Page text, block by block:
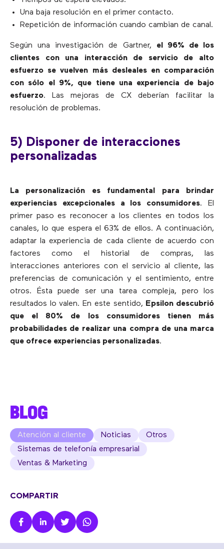
Una baja resolución en el primer contacto.
Repetición de información cuando cambian de canal.
Según una investigación de Gartner, el 96% de los
clientes con una interacción de servicio de alto
esfuerzo se vuelven más desleales en comparación
con sólo el 9%, que tiene una experiencia de bajo
esfuerzo. Las mejoras de CX deberían facilitar la
resolución de problemas.
5) Disponer de interacciones
personalizadas
La personalización es fundamental para brindar
experiencias excepcionales a los consumidores. El
primer paso es reconocer a los clientes en todos los
canales, lo que espera el 63% de ellos. A continuación,
adaptar la experiencia de cada cliente de acuerdo con
factores como el historial de compras, las
interacciones anteriores con el servicio al cliente, las
preferencias de comunicación y el sentimiento, entre
otros. Ésta puede ser una tarea compleja, pero los
resultados lo valen. En este sentido, Epsilon descubrió
que el 80% de los consumidores tienen más
probabilidades de realizar una compra de una marca
que ofrece experiencias personalizadas.
BLOG
Atención al cliente Noticias
Otros
Sistemas de telefonía empresarial
Ventas & Marketing
COMPARTIR